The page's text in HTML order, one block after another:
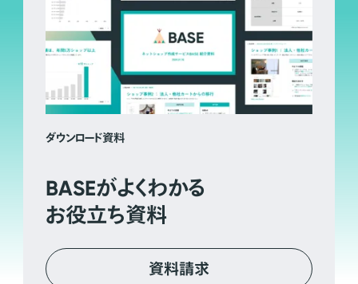
ダウンロード資料
BASEがよくわかる
お役立ち資料
資料請求